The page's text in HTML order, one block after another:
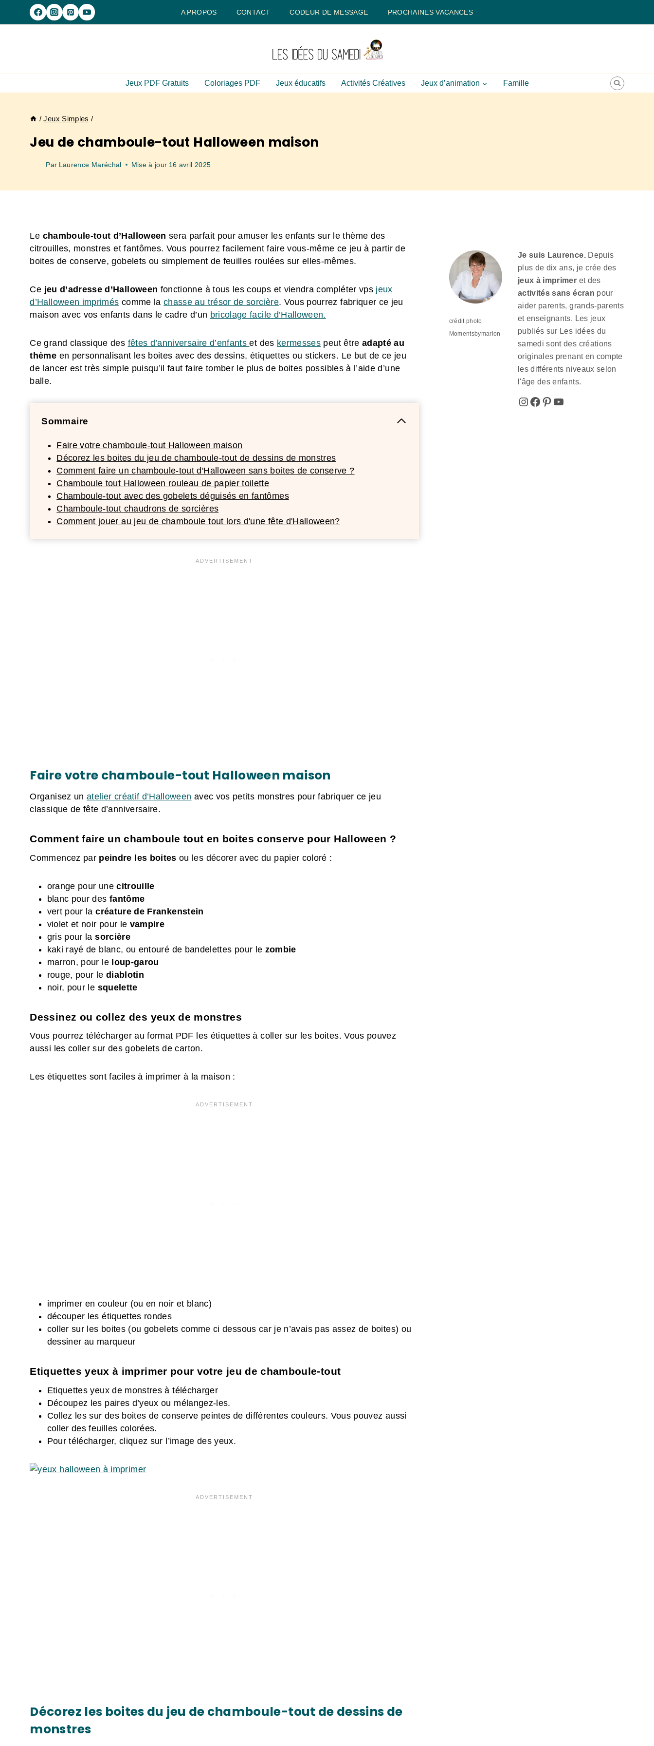
A PROPOS CONTACT CODEUR DE MESSAGE PROCHAINES VACANCES
Jeux PDF Gratuits Coloriages PDF Jeux éducatifs Activités Créatives Jeux d’animation Famille
/ Jeux Simples /
Jeu de chamboule-tout Halloween maison
Par Laurence Maréchal Mise à jour 16 avril 2025
Le chamboule-tout d’Halloween sera parfait pour amuser les enfants sur le thème des
citrouilles, monstres et fantômes. Vous pourrez facilement faire vous-même ce jeu à partir de
boites de conserve, gobelets ou simplement de feuilles roulées sur elles-mêmes.
Ce jeu d’adresse d’Halloween fonctionne à tous les coups et viendra compléter vps jeux
d’Halloween imprimés comme lachasse au trésor de sorcière. Vous pourrez fabriquer ce jeu
maison avec vos enfants dans le cadre d’un bricolage facile d’Halloween.
Ce grand classique des fêtes d’anniversaire d’enfantset des kermesses peut être adapté au
thème en personnalisant les boites avec des dessins, étiquettes ou stickers. Le but de ce jeu
de lancer est très simple puisqu’il faut faire tomber le plus de boites possibles à l’aide d’une
balle.
Sommaire
Faire votre chamboule-tout Halloween maison
Décorez les boites du jeu de chamboule-tout de dessins de monstres
Comment faire un chamboule-tout d'Halloween sans boites de conserve ?
Chamboule tout Halloween rouleau de papier toilette
Chamboule-tout avec des gobelets déguisés en fantômes
Chamboule-tout chaudrons de sorcières
Comment jouer au jeu de chamboule tout lors d'une fête d'Halloween?
Faire votre chamboule-tout Halloween maison
Organisez unatelier créatif d’Halloween avec vos petits monstres pour fabriquer ce jeu
classique de fête d’anniversaire.
Comment faire un chamboule tout en boites conserve pour Halloween ?
Commencez par peindre les boites ou les décorer avec du papier coloré :
orange pour unecitrouille
blanc pour des fantôme
vert pour lacréature de Frankenstein
violet et noir pour le vampire
gris pour lasorcière
kaki rayé de blanc, ou entouré de bandelettes pour le zombie
marron, pour le loup-garou
rouge, pour le diablotin
noir, pour le squelette
Dessinez ou collez des yeux de monstres
Vous pourrez télécharger au format PDF les étiquettes à coller sur les boites. Vous pouvez
aussi les coller sur des gobelets de carton.
Les étiquettes sont faciles à imprimer à la maison :
imprimer en couleur (ou en noir et blanc)
découper les étiquettes rondes
coller sur les boites (ou gobelets comme ci dessous car je n’avais pas assez de boites) ou
dessiner au marqueur
Etiquettes yeux à imprimer pour votre jeu de chamboule-tout
Etiquettes yeux de monstres à télécharger
Découpez les paires d’yeux ou mélangez-les.
Collez les sur des boites de conserve peintes de différentes couleurs. Vous pouvez aussi
coller des feuilles colorées.
Pour télécharger, cliquez sur l’image des yeux.
Décorez les boites du jeu de chamboule-tout de dessins de
monstres
crédit photo
Momentsbymarion
Je suis Laurence.Depuis
plus de dix ans, je crée des
jeux à imprimer et des
activités sans écran pour
aider parents, grands-parents
et enseignants. Les jeux
publiés sur Les idées du
samedi sont des créations
originales prenant en compte
les différents niveaux selon
l'âge des enfants.
Instagram
Facebook
Pinterest
YouTube